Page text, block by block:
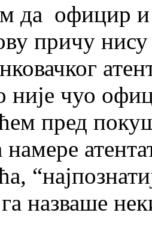
да официр и
причу
чуо
пред
намере
назваше